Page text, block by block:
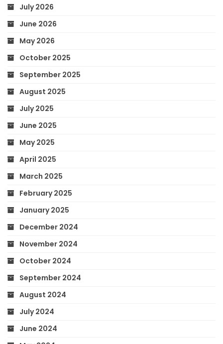
July 2026
June 2026
May 2026
October 2025
September 2025
August 2025
July 2025
June 2025
May 2025
April 2025
March 2025
February 2025
January 2025
December 2024
November 2024
October 2024
September 2024
August 2024
July 2024
June 2024